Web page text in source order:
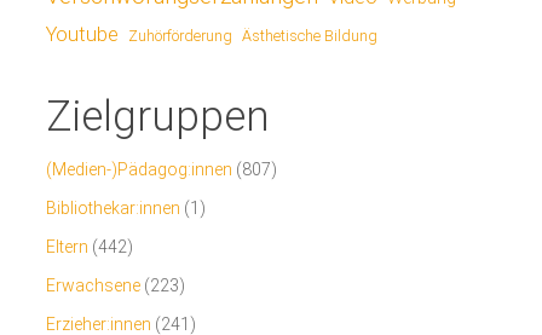
Youtube Zuhörförderung Ästhetische Bildung
Zielgruppen
(Medien-)Pädagog:innen (807)
Bibliothekar:innen (1)
Eltern (442)
Erwachsene (223)
Erzieher:innen (241)